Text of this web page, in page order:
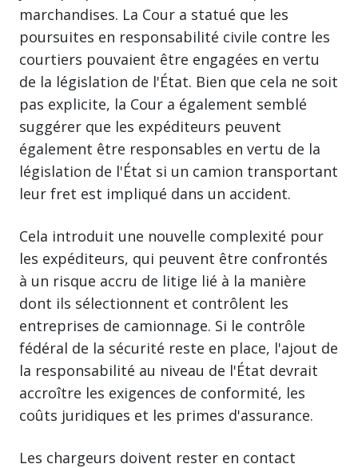
marchandises. La Cour a statué que les
poursuites en responsabilité civile contre les
courtiers pouvaient être engagées en vertu
de la législation de l'État. Bien que cela ne soit
pas explicite, la Cour a également semblé
suggérer que les expéditeurs peuvent
également être responsables en vertu de la
législation de l'État si un camion transportant
leur fret est impliqué dans un accident.
Cela introduit une nouvelle complexité pour
les expéditeurs, qui peuvent être confrontés
à un risque accru de litige lié à la manière
dont ils sélectionnent et contrôlent les
entreprises de camionnage. Si le contrôle
fédéral de la sécurité reste en place, l'ajout de
la responsabilité au niveau de l'État devrait
accroître les exigences de conformité, les
coûts juridiques et les primes d'assurance.
Les chargeurs doivent rester en contact